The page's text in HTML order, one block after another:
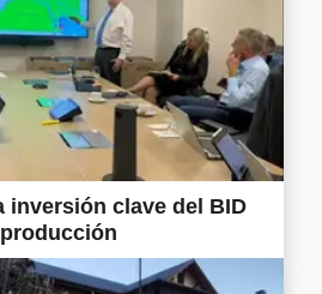
inversión clave del BID